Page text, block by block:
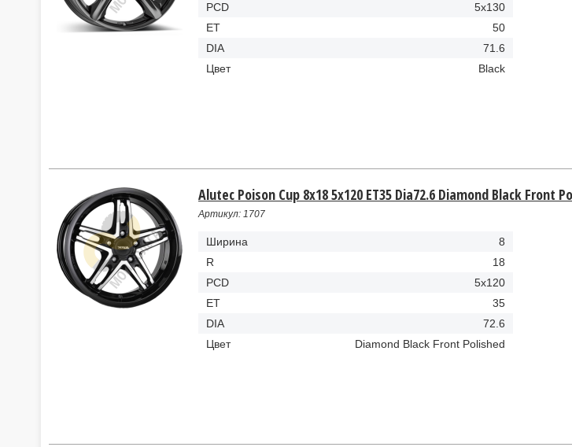
PCD
5x130
ET
50
DIA
71.6
Цвет
Black
Alutec Poison Cup 8x18 5x120 ET35 Dia72.6 Diamond Black Front
Артикул: 1707
Ширина
8
R
18
PCD
5x120
ET
35
DIA
72.6
Цвет
Diamond Black Front Polished